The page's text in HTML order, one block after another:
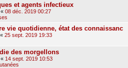
et agents infectieux
« 08 déc. 2019 00:27
vie quotidienne, état des connaissanc
« 25 sept. 2019 19:33
des morgellons
« 14 sept. 2019 10:53